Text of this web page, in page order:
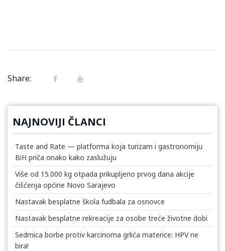
Share:
NAJNOVIJI ČLANCI
Taste and Rate — platforma koja turizam i gastronomiju
BiH priča onako kako zaslužuju
Više od 15.000 kg otpada prikupljeno prvog dana akcije
čišćenja općine Novo Sarajevo
Nastavak besplatne škola fudbala za osnovce
Nastavak besplatne rekreacije za osobe treće životne dobi
Sedmica borbe protiv karcinoma grlića materice: HPV ne
bira!